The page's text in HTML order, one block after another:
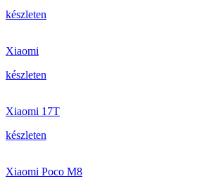
készleten
Xiaomi
készleten
Xiaomi 17T
készleten
Xiaomi Poco M8